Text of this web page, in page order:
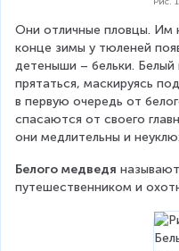
Они отличные пловцы. Им
конце зимы у тюленей
детеныши – бельки.
прятаться, маскируясь
в первую очередь от
спасаются от своего
они медлительны и
Белого медведя
путешественником и